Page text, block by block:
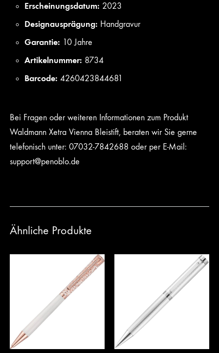
Erscheinungsdatum: 2023
Designausprägung: Handgravur
Garantie: 10 Jahre
Artikelnummer: 8734
Barcode: 4260423844681
Bei Fragen oder weiteren Informationen zum Produkt
Waldmann Xetra Vienna Bleistift, beraten wir Sie gerne
telefonisch unter: 07032-7842688 oder per E-Mail:
support@penoblo.de
Ähnliche Produkte